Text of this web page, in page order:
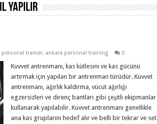
yapılır
personal trainer, ankara personal training 0
Kuvvet antrenmanı, kas kütlesini ve kas gücünü
artırmak için yapılan bir antrenman türüdür. Kuvvet
antrenmanı, ağırlık kaldırma, vücut ağırlığı
egzersizleri ve direnç bantları gibi çeşitli ekipmanlar
kullanarak yapılabilir. Kuvvet antrenmanı genellikle
ana kas gruplarını hedef alır ve belli bir tekrar ve set